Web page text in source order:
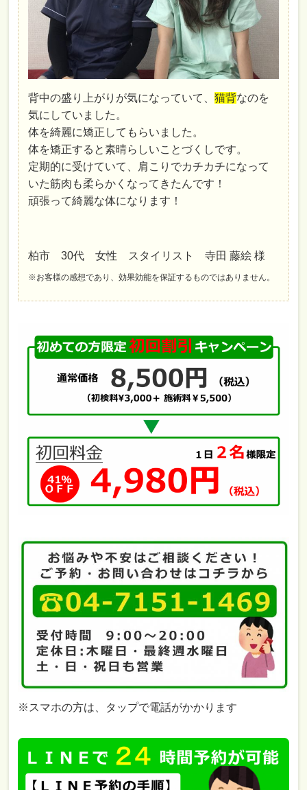
背中の盛り上がりが気になっていて、猫背なのを
気にしていました。
体を綺麗に矯正してもらいました。
体を矯正すると素晴らしいことづくしです。
定期的に受けていて、肩こりでカチカチになって
いた筋肉も柔らかくなってきたんです！
頑張って綺麗な体になります！
柏市 30代 女性 スタイリスト 寺田 藤絵 様
※お客様の感想であり、効果効能を保証するものではありません。
※スマホの方は、タップで電話がかかります